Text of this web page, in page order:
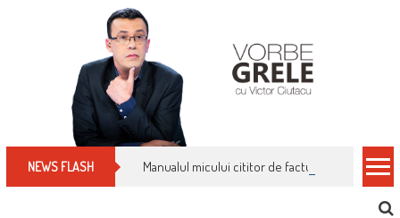
NEWS FLASH Manualul micului cititor de facturi: nu plăti